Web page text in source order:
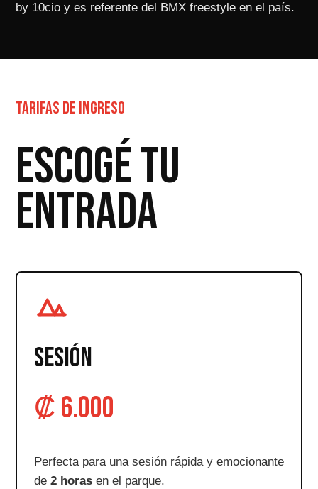
by 10cio y es referente del BMX freestyle en el país.
TARIFAS DE INGRESO
ESCOGÉ TU
ENTRADA
SESIÓN
₡ 6.000
Perfecta para una sesión rápida y emocionante
de 2 horas en el parque.